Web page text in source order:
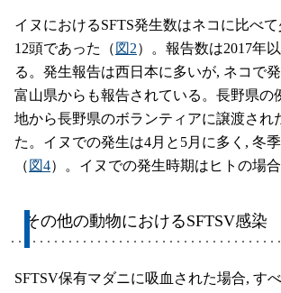
イヌにおけるSFTS発生数はネコに比べ
12頭であった（ 図2）。報告数は2017年
る。発生報告は西日本に多いが, ネコで
富山県からも報告されている。長野県の
地から長野県のボランティアに譲渡され
た。イヌでの発生は4月と5月に多く, 冬
（ 図4）。イヌでの発生時期はヒトの場合
その他の動物におけるSFTSV感染
SFTSV保有マダニに吸血された場合, す